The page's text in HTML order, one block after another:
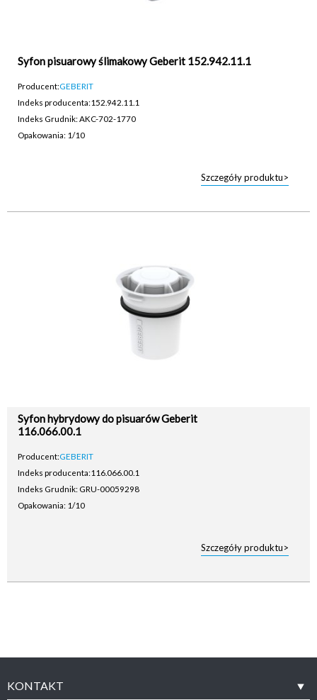
Syfon pisuarowy ślimakowy Geberit 152.942.11.1
Producent:GEBERIT
Indeks producenta:152.942.11.1
Indeks Grudnik: AKC-702-1770
Opakowania: 1/10
Szczegóły produktu>
Syfon hybrydowy do pisuarów Geberit
116.066.00.1
Producent:GEBERIT
Indeks producenta:116.066.00.1
Indeks Grudnik: GRU-00059298
Opakowania: 1/10
Szczegóły produktu>
KONTAKT